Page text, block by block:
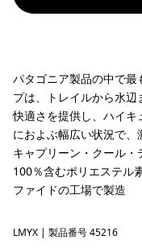
パタゴニア製品の中で最
プは、トレイルから水
快適さを提供し、ハイ
におよぶ幅広い状況で
キャプリーン・クール
100％含むポリエステル
ファイドの工場で製造
Limestone Yellow - Light Limestone Yellow X-Dye
LMYX | 製品番号 45216